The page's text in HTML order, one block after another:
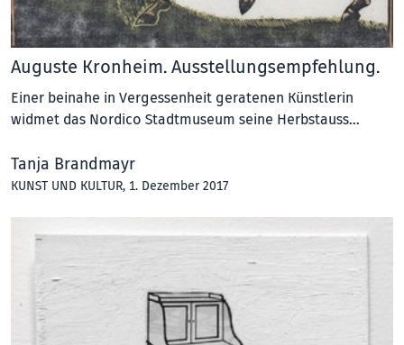
Auguste Kronheim. Ausstellungsempfehlung.
Einer beinahe in Vergessenheit geratenen Künstlerin
widmet das Nordico Stadtmuseum seine Herbstauss…
Tanja Brandmayr
KUNST UND KULTUR, 1. Dezember 2017